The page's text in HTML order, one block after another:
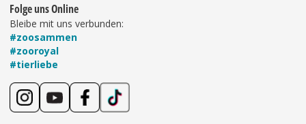
Folge uns Online
Bleibe mit uns verbunden:
#zoosammen
#zooroyal
#tierliebe